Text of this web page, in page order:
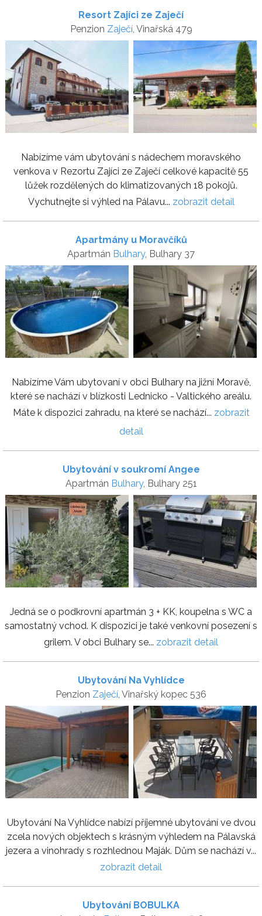
Resort Zajíci ze Zaječí
Penzion Zaječí, Vinařská 479
Nabízíme vám ubytování s nádechem moravského
venkova v Rezortu Zajíci ze Zaječí celkové kapacitě 55
lůžek rozdělených do klimatizovaných 18 pokojů.
Vychutnejte si výhled na Pálavu... zobrazit detail
Apartmány u Moravčíků
Apartmán Bulhary, Bulhary 37
Nabízíme Vám ubytovaní v obci Bulhary na jižní Moravě,
které se nachází v blízkosti Lednicko - Valtického areálu.
Máte k dispozici zahradu, na které se nachází... zobrazit
detail
Ubytování v soukromí Angee
Apartmán Bulhary, Bulhary 251
Jedná se o podkrovní apartmán 3 + KK, koupelna s WC a
samostatný vchod. K dispozici je také venkovní posezení s
grilem. V obci Bulhary se... zobrazit detail
Ubytování Na Vyhlídce
Penzion Zaječí, Vinařský kopec 536
Ubytování Na Vyhlídce nabízí příjemné ubytování ve dvou
zcela nových objektech s krásným výhledem na Pálavská
jezera a vinohrady s rozhlednou Maják. Dům se nachází v...
zobrazit detail
Ubytování BOBULKA